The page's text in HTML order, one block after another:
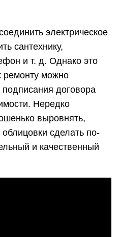
электрическое
сантехнику,
и т. д. Однако это
ремонту можно
подписания договора
Нередко
выровнять,
сделать по-
и качественный